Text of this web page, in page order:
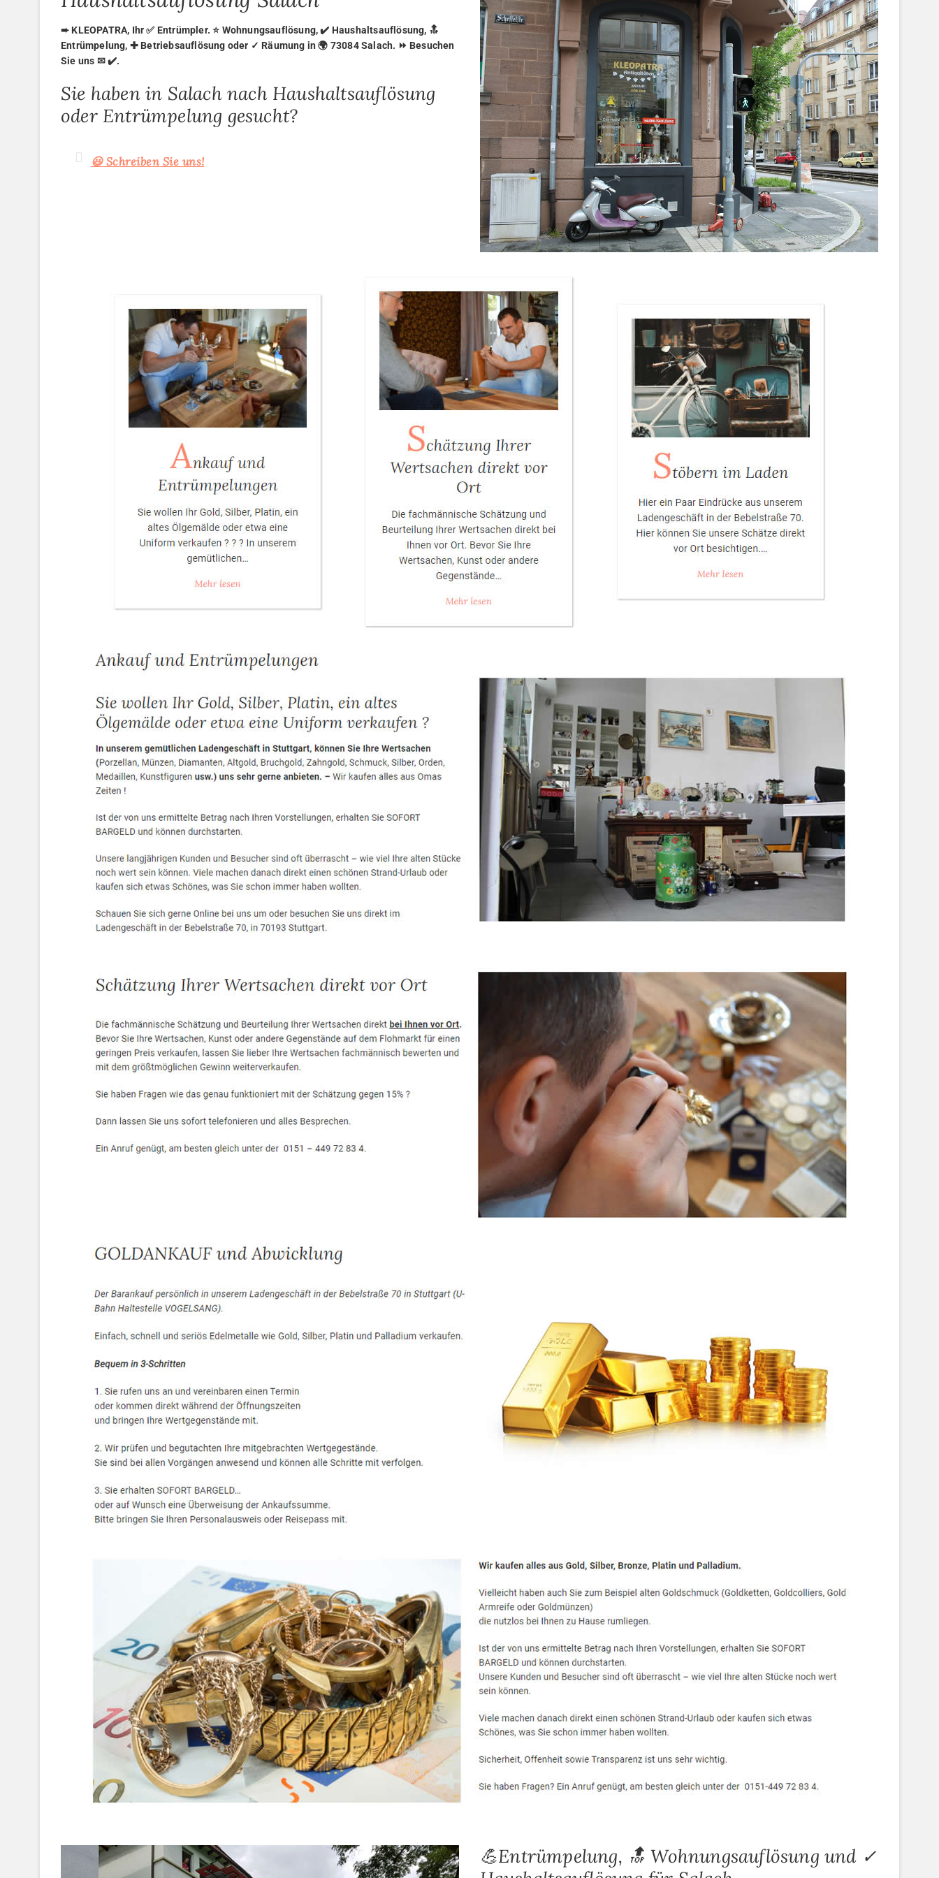
➨ KLEOPATRA, Ihr ✅ Entrümpler. ⭐ Wohnungsauflösung, ✔️ Haushaltsauflösung, 🔝
Entrümpelung, ✚ Betriebsauflösung oder ✓ Räumung in 🌍 73084 Salach. ⏩ Besuchen
Sie uns ✉ ✔️.
Sie haben in Salach nach Haushaltsauflösung
oder Entrümpelung gesucht?
😃 Schreiben Sie uns!
💪Entrümpelung, 🔝 Wohnungsauflösung und ✓